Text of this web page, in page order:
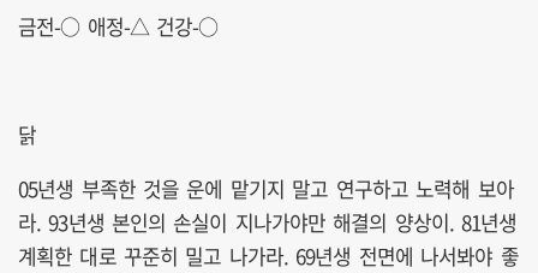
금전-○ 애정-△ 건강-○
닭
05년생 부족한 것을 운에 맡기지 말고 연구하고 노력해 보아
라. 93년생 본인의 손실이 지나가야만 해결의 양상이. 81년생
계획한 대로 꾸준히 밀고 나가라. 69년생 전면에 나서봐야 좋